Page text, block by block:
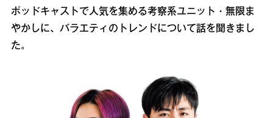
ポッドキャストで人気を集める考察系ユニット・無限ま
やかしに、バラエティのトレンドについて話を聞きまし
た。